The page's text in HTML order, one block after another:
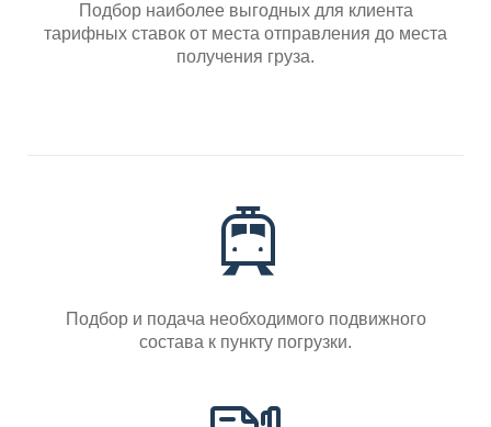
Подбор наиболее выгодных для клиента
тарифных ставок от места отправления до места
получения груза.
Подбор и подача необходимого подвижного
состава к пункту погрузки.